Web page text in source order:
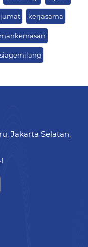
kerjasama
Jakarta Selatan,